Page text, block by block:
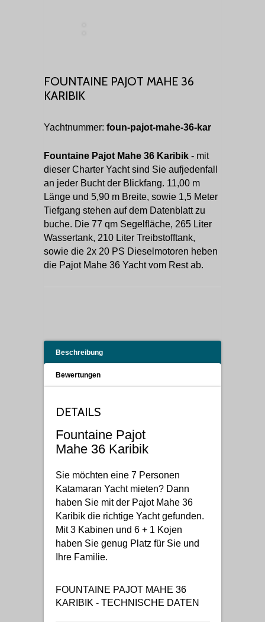
FOUNTAINE PAJOT MAHE 36
KARIBIK
Yachtnummer: foun-pajot-mahe-36-kar
Fountaine Pajot Mahe 36 Karibik - mit
dieser Charter Yacht sind Sie aufjedenfall
an jeder Bucht der Blickfang. 11,00 m
Länge und 5,90 m Breite, sowie 1,5 Meter
Tiefgang stehen auf dem Datenblatt zu
buche. Die 77 qm Segelfläche, 265 Liter
Wassertank, 210 Liter Treibstofftank,
sowie die 2x 20 PS Dieselmotoren heben
die Pajot Mahe 36 Yacht vom Rest ab.
Beschreibung
Bewertungen
DETAILS
Fountaine Pajot
Mahe 36 Karibik
Sie möchten eine 7 Personen
Katamaran Yacht mieten? Dann
haben Sie mit der Pajot Mahe 36
Karibik die richtige Yacht gefunden.
Mit 3 Kabinen und 6 + 1 Kojen
haben Sie genug Platz für Sie und
Ihre Familie.
FOUNTAINE PAJOT MAHE 36
KARIBIK - TECHNISCHE DATEN